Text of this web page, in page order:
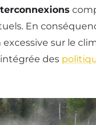
En
sur le
des